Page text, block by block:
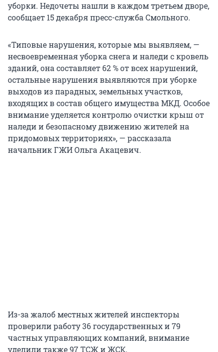
уборки. Недочеты нашли в каждом третьем дворе,
сообщает 15 декабря пресс-служба Смольного.
«Типовые нарушения, которые мы выявляем, —
несвоевременная уборка снега и наледи с кровель
зданий, она составляет 62 % от всех нарушений,
остальные нарушения выявляются при уборке
выходов из парадных, земельных участков,
входящих в состав общего имущества МКД. Особое
внимание уделяется контролю очистки крыш от
наледи и безопасному движению жителей на
придомовых территориях», — рассказала
начальник ГЖИ Ольга Акацевич.
Из-за жалоб местных жителей инспекторы
проверили работу 36 государственных и 79
частных управляющих компаний, внимание
уделили также 97 ТСЖ и ЖСК.